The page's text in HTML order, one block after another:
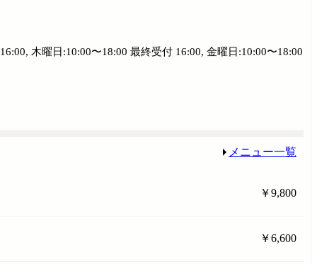
木曜日:10:00〜18:00 最終受付 16:00, 金曜日:10:00〜18:00
メニュー一覧
￥9,800
￥6,600